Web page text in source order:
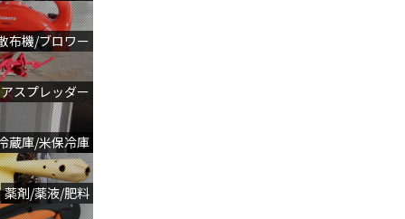
布機/ブロワー
スプレッダー
蔵庫/米保冷庫
薬剤/薬液/肥料